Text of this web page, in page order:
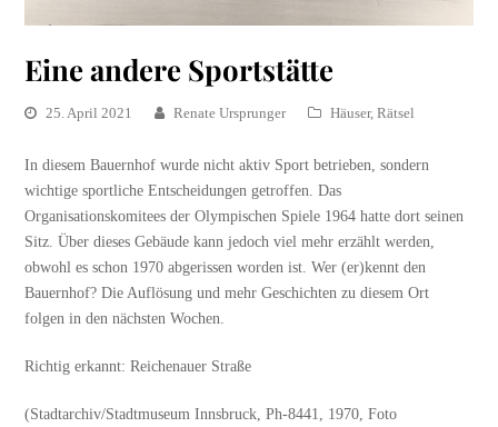
Eine andere Sportstätte
25. April 2021 Renate Ursprunger Häuser,Rätsel
In diesem Bauernhof wurde nicht aktiv Sport betrieben, sondern
wichtige sportliche Entscheidungen getroffen. Das
Organisationskomitees der Olympischen Spiele 1964 hatte dort seinen
Sitz. Über dieses Gebäude kann jedoch viel mehr erzählt werden,
obwohl es schon 1970 abgerissen worden ist. Wer (er)kennt den
Bauernhof? Die Auflösung und mehr Geschichten zu diesem Ort
folgen in den nächsten Wochen.
Richtig erkannt: Reichenauer Straße
(Stadtarchiv/Stadtmuseum Innsbruck, Ph-8441, 1970, Foto